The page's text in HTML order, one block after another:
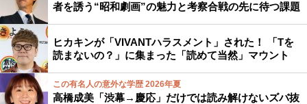
者を誘う“昭和劇画”の魅力と考察合戦の先に待つ課題
ヒカキンが「VIVANTハラスメント」された！ 「Tを
読まないの？」に集まった「読めて当然」マウント
この有名人の意外な学歴 2026年夏
高橋成美「渋幕→慶応」だけでは読み解けないズバ抜